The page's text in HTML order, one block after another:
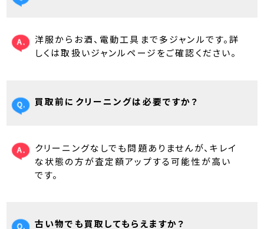
洋服からお酒、電動工具まで多ジャンルです。詳
しくは取扱いジャンルページをご確認ください。
買取前にクリーニングは必要ですか？
クリーニングなしでも問題ありませんが、キレイ
な状態の方が査定額アップする可能性が高い
です。
古い物でも買取してもらえますか？